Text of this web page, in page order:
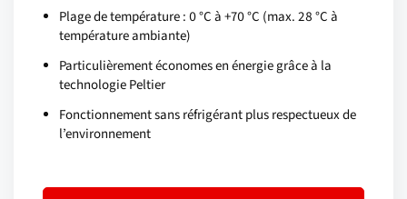
Plage de température : 0 °C à +70 °C (max. 28 °C à
température ambiante)
Particulièrement économes en énergie grâce à la
technologie Peltier
Fonctionnement sans réfrigérant plus respectueux de
l’environnement